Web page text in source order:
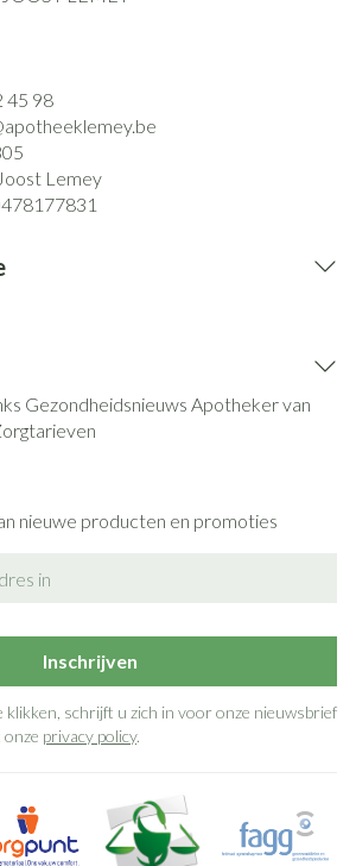
45 98
apotheeklemey.be
Joost Lemey
Gezondheidsnieuws Apotheker van
nieuwe producten en promoties
Inschrijven
schrijft u zich in voor onze nieuwsbrief
onze privacy policy.